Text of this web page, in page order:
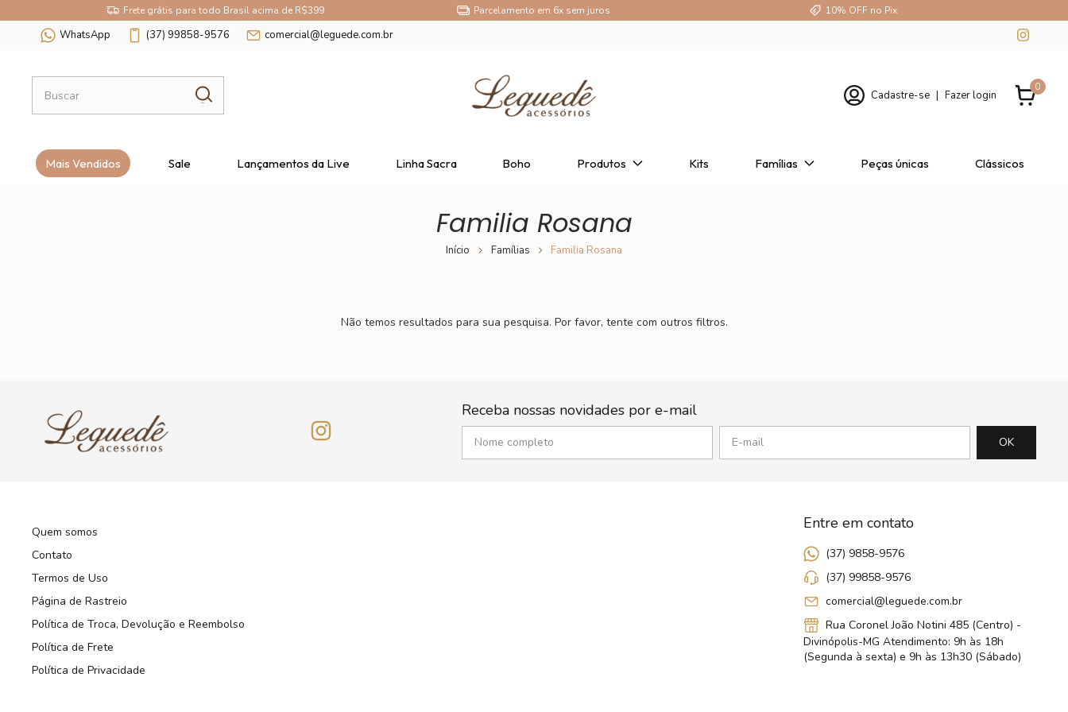
Frete grátis para todo Brasil acima de R$399 Parcelamento em 6x sem juros 10% OFF no Pix
WhatsApp (37) 99858-9576 comercial@leguede.com.br
Cadastre-se | Fazer login
0
Mais Vendidos Sale Lançamentos da Live Linha Sacra Boho Produtos Kits Famílias Peças únicas Clássicos
Familia Rosana
Início Famílias Familia Rosana
Não temos resultados para sua pesquisa. Por favor, tente com outros filtros.
Receba nossas novidades por e-mail
Quem somos
Contato
Termos de Uso
Página de Rastreio
Política de Troca, Devolução e Reembolso
Política de Frete
Política de Privacidade
Entre em contato
(37) 9858-9576
(37) 99858-9576
comercial@leguede.com.br
Rua Coronel João Notini 485 (Centro) -
Divinópolis-MG Atendimento: 9h às 18h
(Segunda à sexta) e 9h às 13h30 (Sábado)